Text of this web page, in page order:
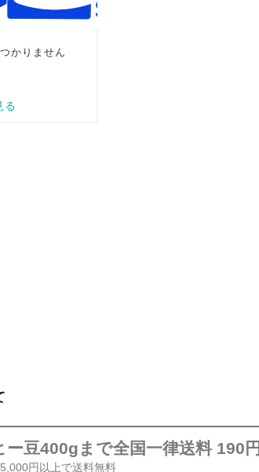
ー豆400gまで全国一律送料 190円
円以上で送料無料